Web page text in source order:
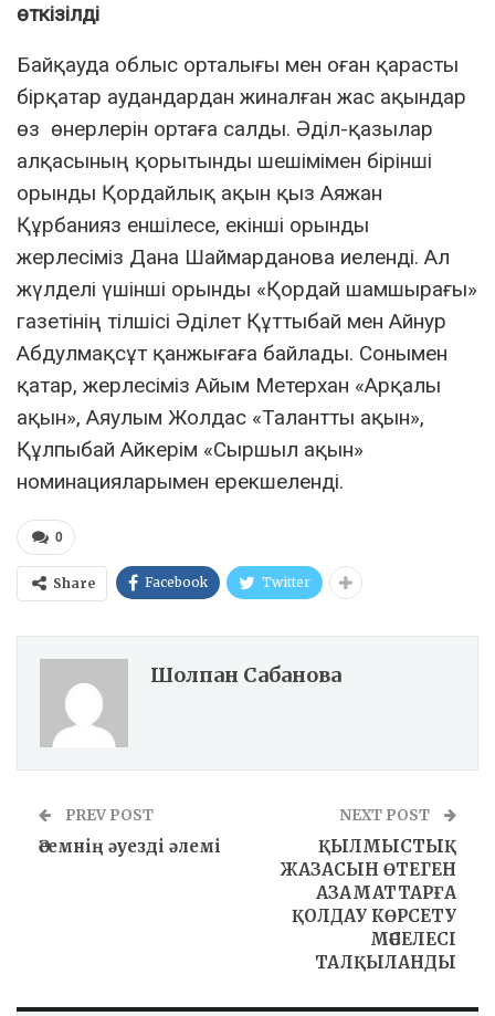
өткізілді
Байқауда облыс орталығы мен оған қарасты
бірқатар аудандардан жиналған жас ақындар
өз өнерлерін ортаға салды. Әділ-қазылар
алқасының қорытынды шешімімен бірінші
орынды Қордайлық ақын қыз Аяжан
Құрбанияз еншілесе, екінші орынды
жерлесіміз Дана Шаймарданова иеленді. Ал
жүлделі үшінші орынды «Қордай шамшырағы»
газетінің тілшісі Әділет Құттыбай мен Айнур
Абдулмақсұт қанжығаға байлады. Сонымен
қатар, жерлесіміз Айым Метерхан «Арқалы
ақын», Аяулым Жолдас «Талантты ақын»,
Құлпыбай Айкерім «Сыршыл ақын»
номинацияларымен ерекшеленді.
0
Share Facebook Twitter
Шолпан Сабанова
PREV POST
Әсемнің әуезді әлемі
NEXT POST
ҚЫЛМЫСТЫҚ
ЖАЗАСЫН ӨТЕГЕН
АЗАМАТТАРҒА
ҚОЛДАУ КӨРСЕТУ
МӘСЕЛЕСІ
ТАЛҚЫЛАНДЫ